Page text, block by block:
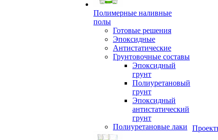
Полимерные наливные
полы
Готовые решения
Эпоксидные
Антистатические
Грунтовочные составы
Эпоксидный
грунт
Полиуретановый
грунт
Эпоксидный
антистатический
грунт
Полиуретановые лаки